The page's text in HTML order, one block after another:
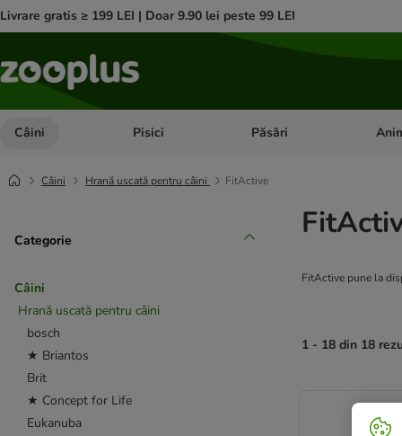
Livrare gratis ≥ 199 LEI | Doar 9.90 lei peste 99 LEI
Câini Deschideți meniul cu categorii: Câini
Pisici Deschideți meniul cu
Păsări
Câini Hrană uscată pentru câini FitActive
Categorie
Câini
Hrană uscată pentru câini
bosch
★ Briantos
Brit
★ Concept for Life
Eukanuba
FitActive pune la
1 - 18 din 18